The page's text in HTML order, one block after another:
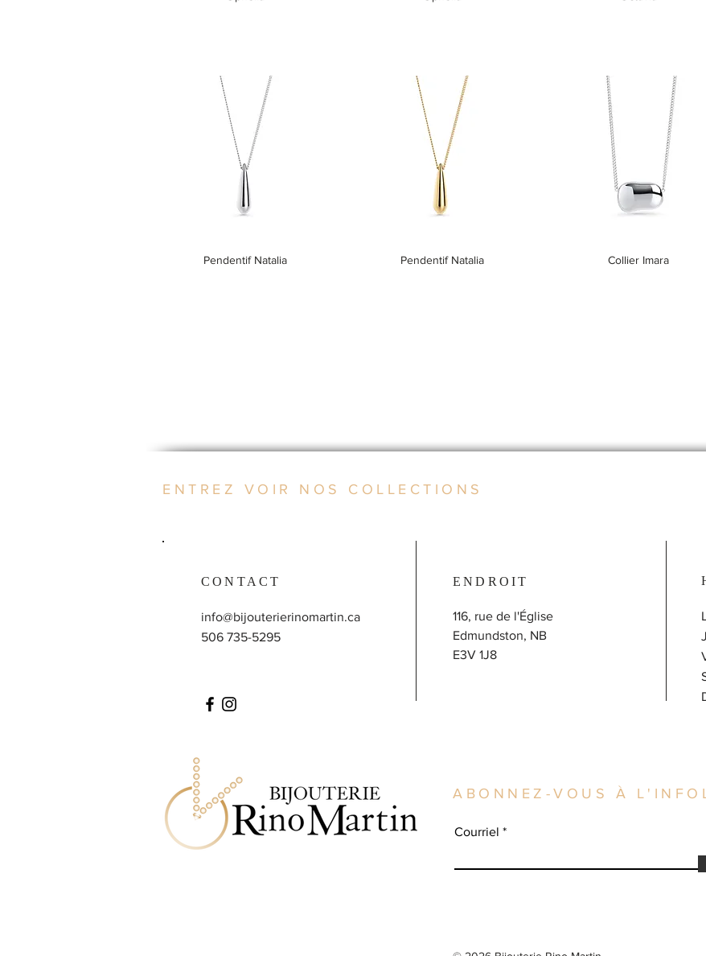
Pendentif Natalia Pendentif Natalia Collier Imara
ENTREZ VOIR NOS COLLECTIONS
CONTACT ENDROIT
info@bijouterierinomartin.ca
506 735-5295
116, rue de l'Église
Edmundston, NB
E3V 1J8
ABONNEZ-VOUS À
Courriel